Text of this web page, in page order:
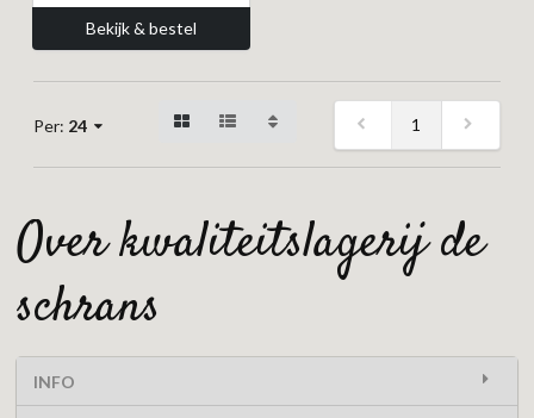
Bekijk & bestel
Per: 24 1
over kwaliteitslagerij de
schrans
INFO